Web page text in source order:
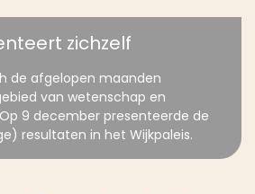
zichzelf
de afgelopen maanden
van wetenschap en
9 december presenteerde de
resultaten in het Wijkpaleis.